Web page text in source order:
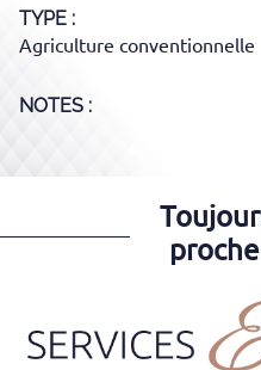
TYPE
Agriculture conventionnelle
NOTES :